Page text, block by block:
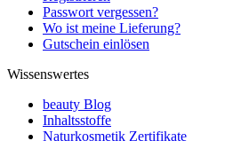
Passwort vergessen?
Wo ist meine Lieferung?
Gutschein einlösen
Wissenswertes
beauty Blog
Inhaltsstoffe
Naturkosmetik Zertifikate